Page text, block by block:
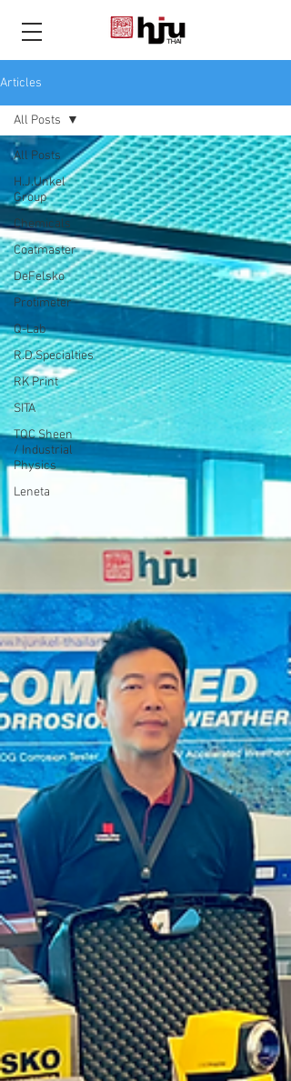
THAI
Articles
All Posts
H.J.Unkel
Group
Chemicals
Coatmaster
DeFelsko
Protimeter
Q-Lab
R.D.Specialties
RK Print
SITA
TQC Sheen
/ Industrial
Physics
Leneta
All Posts